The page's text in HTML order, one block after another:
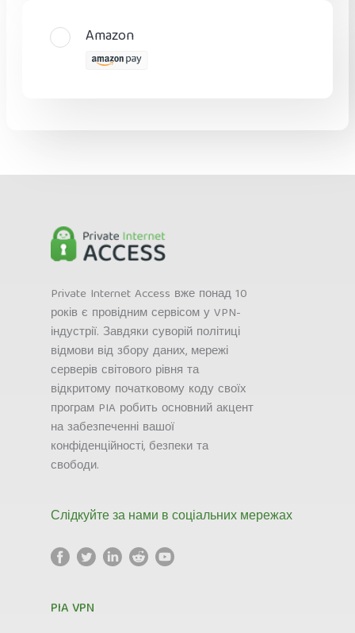
Amazon
Private Internet Access вже понад 10
років є провідним сервісом у VPN-
індустрії. Завдяки суворій політиці
відмови від збору даних, мережі
серверів світового рівня та
відкритому початковому коду своїх
програм PIA робить основний акцент
на забезпеченні вашої
конфіденційності, безпеки та
свободи.
Слідкуйте за нами в соціальних мережах
PIA VPN